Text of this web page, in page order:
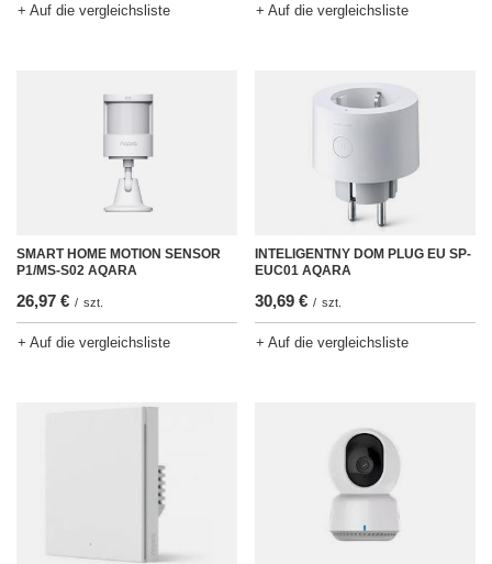
+ Auf die vergleichsliste + Auf die vergleichsliste
SMART HOME MOTION SENSOR
P1/MS-S02 AQARA
26,97 € / szt.
+ Auf die vergleichsliste
INTELIGENTNY DOM PLUG EU SP-
EUC01 AQARA
30,69 € / szt.
+ Auf die vergleichsliste